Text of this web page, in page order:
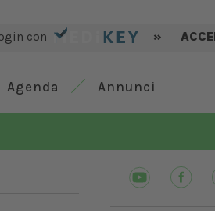
con »
Agenda Annunci